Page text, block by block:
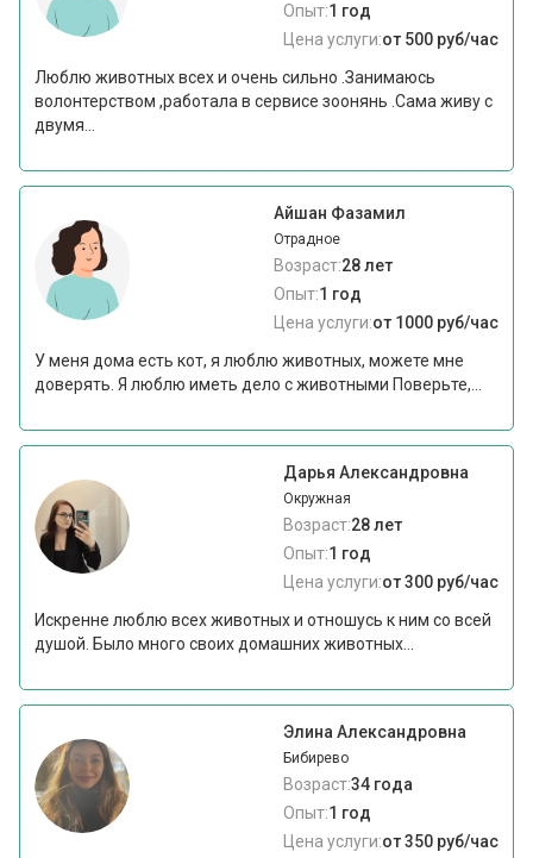
Опыт:1 год
Цена услуги:от 500 руб/час
Люблю животных всех и очень сильно .Занимаюсь
волонтерством ,работала в сервисе зоонянь .Сама живу с
двумя...
Айшан Фазамил
Отрадное
Возраст:28 лет
Опыт:1 год
Цена услуги:от 1000 руб/час
У меня дома есть кот, я люблю животных, можете мне
доверять. Я люблю иметь дело с животными Поверьте,...
Дарья Александровна
Окружная
Возраст:28 лет
Опыт:1 год
Цена услуги:от 300 руб/час
Искренне люблю всех животных и отношусь к ним со всей
душой. Было много своих домашних животных...
Элина Александровна
Бибирево
Возраст:34 года
Опыт:1 год
Цена услуги:от 350 руб/час